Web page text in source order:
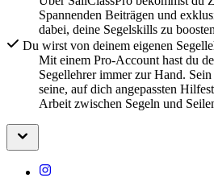
Spannenden Beiträgen und
dabei, deine Segelskills zu
Du wirst von deinem eigenen
Mit einem Pro-Account hast du
Segellehrer immer zur Hand.
seine, auf dich angepassten
Arbeit zwischen Segeln und